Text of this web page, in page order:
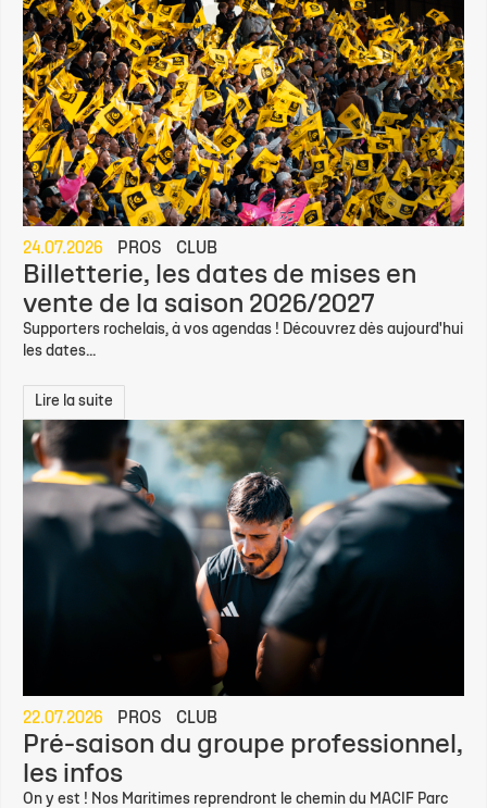
24.07.2026 PROS CLUB
Billetterie, les dates de mises en
vente de la saison 2026/2027
Supporters rochelais, à vos agendas ! Découvrez dès aujourd'hui
les dates...
Lire la suite
22.07.2026 PROS CLUB
Pré-saison du groupe professionnel,
les infos
On y est ! Nos Maritimes reprendront le chemin du MACIF Parc